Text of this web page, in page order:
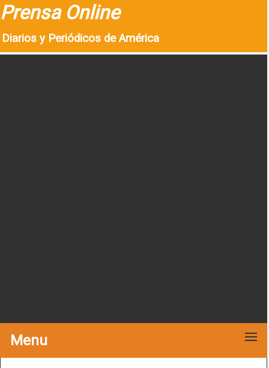
Prensa Online
Diarios y Periódicos de América
Menu